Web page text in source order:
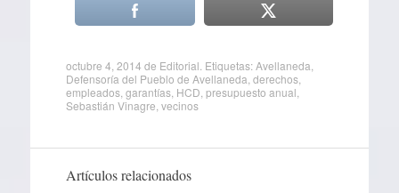
octubre 4, 2014 de Editorial . Etiquetas:Avellaneda
Defensoría del Pueblo de Avellaneda derechos,
empleados, garantías, HCD presupuesto anual
Sebastián Vinagre vecinos
Artículos relacionados